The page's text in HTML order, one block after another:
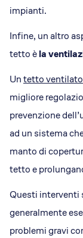
impianti.
Infine, un altro
tetto èla
Untetto ventilato
migliore
prevenzione
ad un sistema
manto di
tetto e
Questi interventi
generalmente
problemi gravi